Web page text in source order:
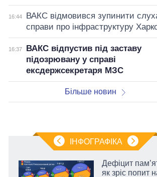
16:44
ВАКС відмовився зупинити
справи про інфраструктуру
16:37
ВАКС відпустив під заставу
підозрювану у справі
ексдержсекретаря МЗС
Більше новин
ІНФОГРАФІКА
Дефіцит
як зріс попит